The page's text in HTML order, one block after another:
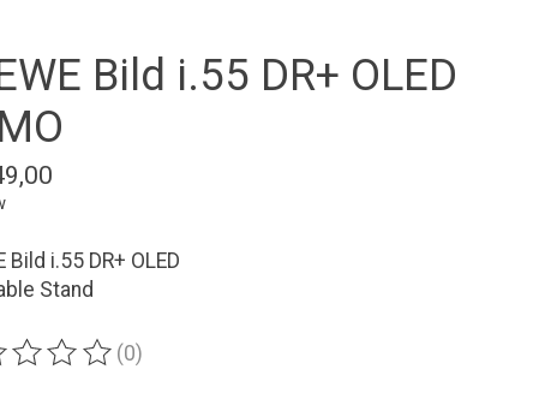
Bild i.55 DR+ OLED
Bild i.55 DR+ OLED
Stand
van dit product is
(0)